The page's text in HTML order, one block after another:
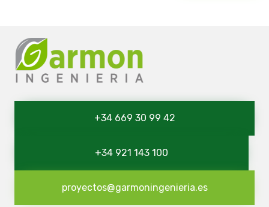
+34 669 30 99 42
+34 921 143 100
proyectos@garmoningenieria.es